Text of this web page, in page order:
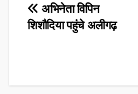
Post
navigation
अभिनेता विपिन
शिशौदिया पहुंचे अलीगढ़